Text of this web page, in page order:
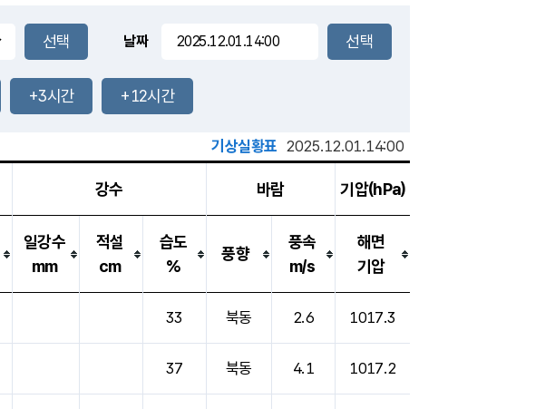
-mm
-mm
장호원
36.4℃
1.6m/s
-mm
날짜
+3시간 +12시간
기상실황표 2025.12.01.14:00
강수 바람 기압(hPa)
일강수
mm
적설
cm
습도
%
풍향
풍속
m/s
해면
기압
33 북동 2.6 1017.3
37 북동 4.1 1017.2